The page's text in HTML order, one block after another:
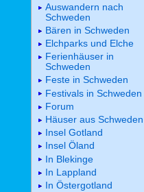
Auswandern nach
Schweden
Bären in Schweden
Elchparks und Elche
Ferienhäuser in
Schweden
Feste in Schweden
Festivals in Schweden
Forum
Häuser aus Schweden
Insel Gotland
Insel Öland
In Blekinge
In Lappland
In Östergotland